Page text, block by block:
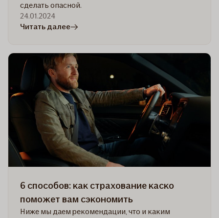
сделать опасной.
24.01.2024
Читать далеев
советов
по
безопасному
вождению
зимой
6 способов: как страхование каско
поможет вам сэкономить
Ниже мы даем рекомендации, что и каким